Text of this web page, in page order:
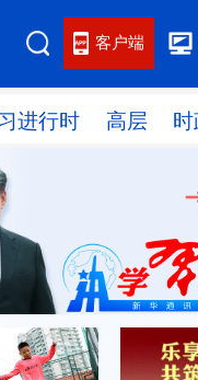
客户端
进行时 高层 时
网站地图
财经 网评
思客智库 全球连
科创 量子